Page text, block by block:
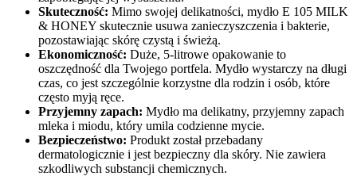
Skuteczność: Mimo swojej delikatności, mydło E 105 MILK
& HONEY skutecznie usuwa zanieczyszczenia i bakterie,
pozostawiając skórę czystą i świeżą.
Ekonomiczność: Duże, 5-litrowe opakowanie to
oszczędność dla Twojego portfela. Mydło wystarczy na długi
czas, co jest szczególnie korzystne dla rodzin i osób, które
często myją ręce.
Przyjemny zapach: Mydło ma delikatny, przyjemny zapach
mleka i miodu, który umila codzienne mycie.
Bezpieczeństwo: Produkt został przebadany
dermatologicznie i jest bezpieczny dla skóry. Nie zawiera
szkodliwych substancji chemicznych.